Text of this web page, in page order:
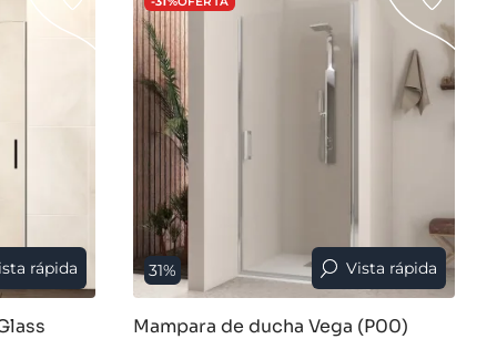
rápida 31% Vista rápida
Mampara de ducha Vega (P00)